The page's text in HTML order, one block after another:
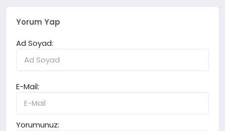
Yorum Yap
Ad Soyad:
E-Mail:
Yorumunuz: